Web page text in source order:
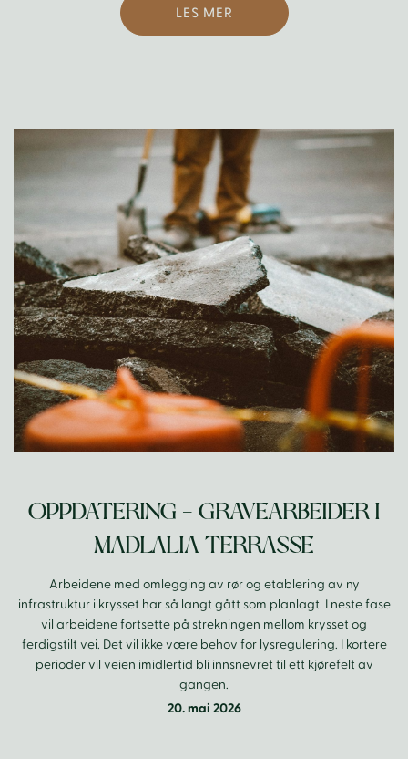
LES MER
OPPDATERING – GRAVEARBEIDER I
MADLALIA TERRASSE
Arbeidene med omlegging av rør og etablering av ny
infrastruktur i krysset har så langt gått som planlagt. I neste fase
vil arbeidene fortsette på strekningen mellom krysset og
ferdigstilt vei. Det vil ikke være behov for lysregulering. I kortere
perioder vil veien imidlertid bli innsnevret til ett kjørefelt av
gangen.
20. mai 2026